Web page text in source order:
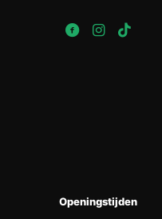
Openingstijden